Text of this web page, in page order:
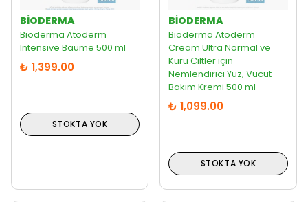
BIODERMA
Bioderma Atoderm
Intensive Baume 500 ml
₺ 1,399.00
STOKTA YOK
BIODERMA
Bioderma Atoderm
Cream Ultra Normal ve
Kuru Ciltler için
Nemlendirici Yüz, Vücut
Bakım Kremi 500 ml
₺ 1,099.00
STOKTA YOK